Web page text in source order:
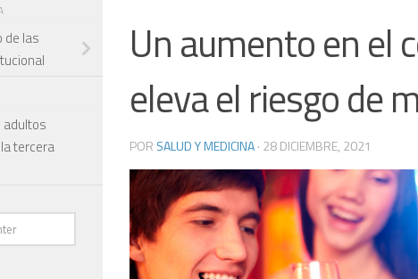
Un aumento en el
eleva el riesgo de
POR SALUD Y MEDICINA· 28 DICIEMBRE, 2021
de las
adultos
tercera